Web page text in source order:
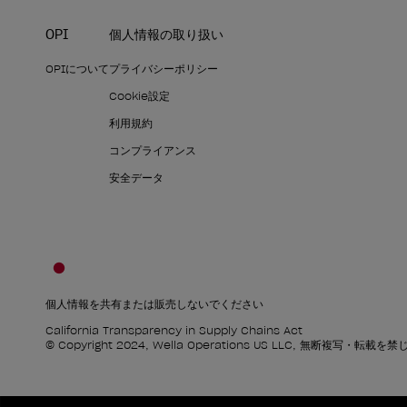
OPI
OPIについて
個人情報の取り扱い
プライバシーポリシー
Cookie設定
利用規約
コンプライアンス
安全データ
個人情報を共有または販売しないでください
California Transparency in Supply Chains Act
© Copyright 2024, Wella Operations US LLC, 無断複写・転載を禁じ